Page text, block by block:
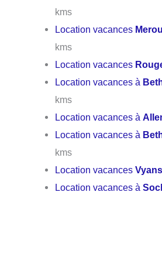
kms
Location vacances
kms
Location vacances
Location vacances à
kms
Location vacances à
Location vacances à
kms
Location vacances
Location vacances à